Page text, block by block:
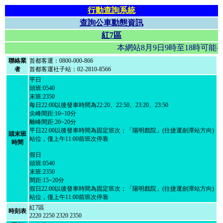
行動查詢系統
查詢公車動態資訊
紅7區
本網站8月9日9時至18時
聯絡業
者
首都客運：0800-000-866
首都客運社子站：02-2810-8566
頭末班
時間
平日
頭班:0540
末班:2350
每日22:00以後發車時間為22:20、22:50、23:20、23:50
尖峰間距:10~10分
離峰間距:20~20分
平日22:00以後發車時間為固定班次；「陽明戲院」(往捷運劍潭站方向)
站位，僅上午11:00前班次停靠
假日
頭班:0540
末班:2350
間距:15~20分
假日22:00以後發車時間為固定班次；「陽明戲院」(往捷運劍潭站方向)
站位，僅上午11:00前班次停靠
時刻表 紅7區
2220 2250 2320 2350